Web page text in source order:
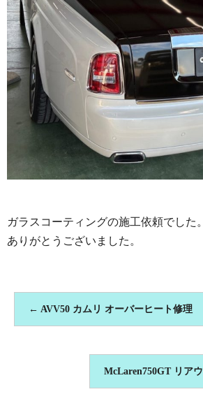
ガラスコーティングの施工依頼でした。
ありがとうございました。
← AVV50 カムリ オーバーヒート修理
McLaren750GT リア